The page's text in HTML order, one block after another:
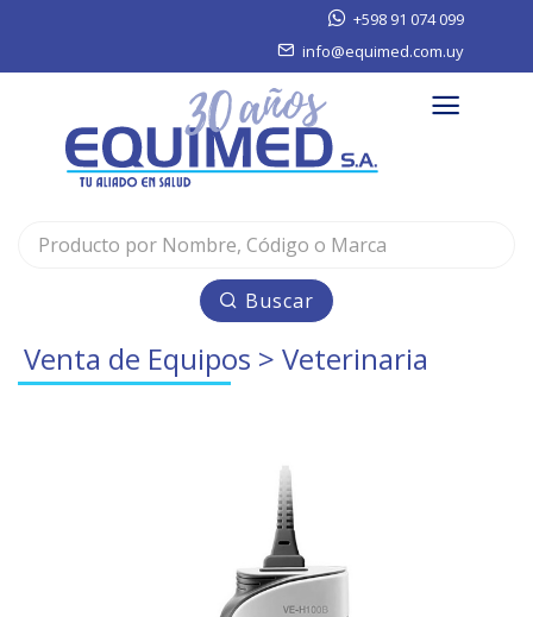
+598 91 074 099
info@equimed.com.uy
Buscar
Venta de Equipos > Veterinaria